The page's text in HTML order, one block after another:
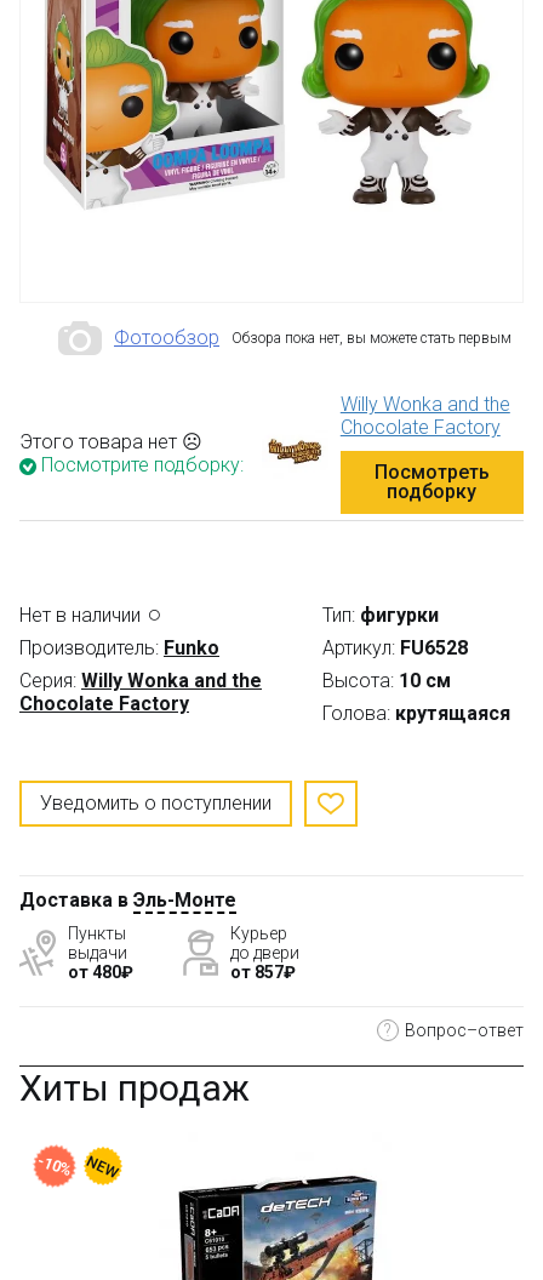
Фотообзор Обзора пока нет, вы можете стать первым
Этого товара нет ☹
Посмотрите подборку:
Willy Wonka and the
Chocolate Factory
Посмотреть
подборку
Нет в наличии
Производитель: Funko
Серия: Willy Wonka and the
Chocolate Factory
Тип: фигурки
Артикул: FU6528
Высота: 10 см
Голова: крутящаяся
Уведомить о поступлении
Доставка в Эль-Монте
Пункты
выдачи
от 480₽
Курьер
до двери
от 857₽
? Вопрос–ответ
Хиты продаж
-10%